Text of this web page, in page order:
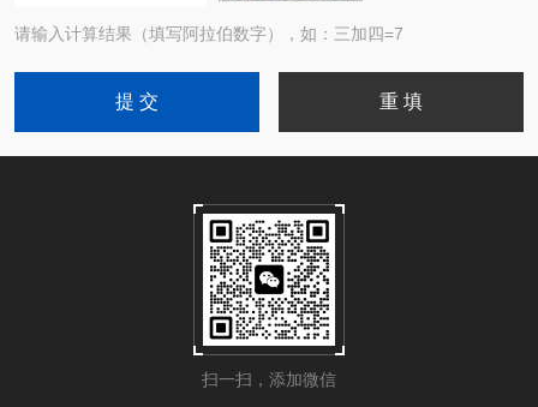
请输入计算结果（填写阿拉伯数字），如：三加四=7
扫一扫，添加微信